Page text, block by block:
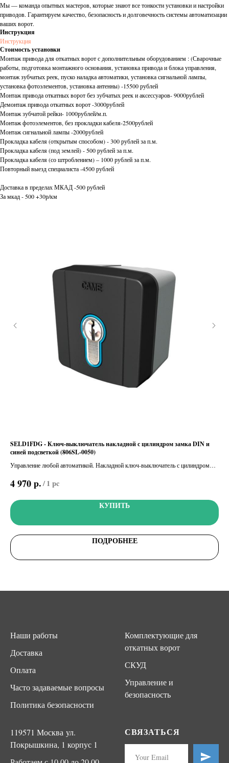
Мы — команда опытных мастеров, которые знают все тонкости установки и настройки
приводов. Гарантируем качество, безопасность и долговечность системы автоматизации
ваших ворот.
Инструкция
Инструкция
Стоимость установки
Монтаж привода для откатных ворот с дополнительным оборудованием : (Сварочные
работы, подготовка монтажного основания, установка привода и блока управления,
монтаж зубчатых реек, пуско наладка автоматики, установка сигнальной лампы,
установка фотоэлементов, установка антенны) -15500 рублей
Монтаж привода откатных ворот без зубчатых реек и аксессуаров- 9000рублей
Демонтаж привода откатных ворот -3000рублей
Монтаж зубчатой рейки- 1000рублей/м.п.
Монтаж фотоэлементов, без прокладки кабеля-2500рублей
Монтаж сигнальной лампы -2000рублей
Прокладка кабеля (открытым способом) - 300 рублей за п.м.
Прокладка кабеля (под землей) - 500 рублей за п.м.
Прокладка кабеля (со штроблением) – 1000 рублей за п.м.
Повторный выезд специалиста -4500 рублей
Доставка в пределах МКАД -500 рублей
За мкад - 500 +30р/км
SELD1FDG - Ключ-выключатель накладной с цилиндром замка DIN и
синей подсветкой (806SL-0050)
Управление любой автоматикой. Накладной ключ-выключатель с цилиндром
4 970р./1 pc
КУПИТЬ
ПОДРОБНЕЕ
Наши работы
Доставка
Оплата
Часто задаваемые вопросы
Политика безопасности
Комплектующие для
откатных ворот
СКУД
Управление и
безопасность
119571 Москва ул.
Покрышкина, 1 корпус 1
СВЯЗАТЬСЯ